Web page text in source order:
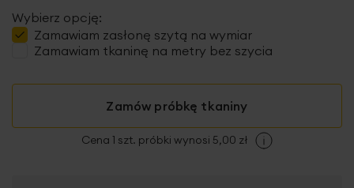
Wybierz opcję:
Zamawiam zasłonę szytą na wymiar
Zamawiam tkaninę na metry bez szycia
Zamów próbkę tkaniny
Cena 1 szt. próbki wynosi 5,00 zł